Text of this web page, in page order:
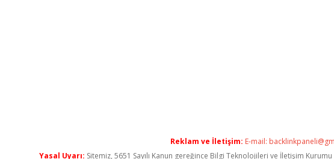
Reklam ve İletişim: E-mail:
Yasal Uyarı: Sitemiz, 5651 Sayılı Kanun gereğince Bilgi Teknolojileri ve İletişim